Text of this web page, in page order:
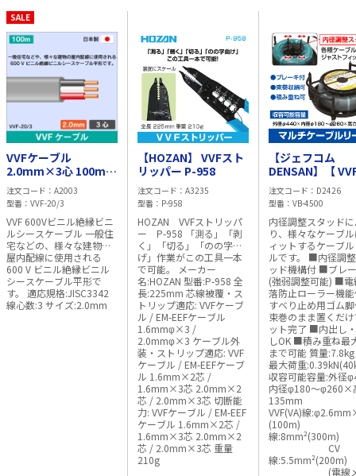
SALE
VVFケーブル
2.0mm×3心 100m
2.0×3C×100 灰色 日
本メーカー製
注文コード
A2003
型番
VVF-20/3
VVF 600Vビニル絶縁ビニ
ルシースケーブル 一般住
宅などの、様々な建物の
屋内配線に使用される
600 V ビニル絶縁ビニル
シースケーブル平形で
す。 適応規格:JISC3342
線心数:3 サイズ:2.0mm
【HOZAN】 VVFスト
リッパー P-958
注文コード
A3235
型番
P-958
HOZAN VVFストリッパ
ー P-958 「測る」「剥
く」「切る」「のの字曲
げ」作業がこの工具一本
で可能。 メーカー
名:HOZAN 型番:P-958 全
長:225mm 芯線被覆・ス
トリップ適応: VVFケーブ
ル / EM-EEFケーブル
1.6mmφ×3 /
2.0mmφ×3 ケーブル外
装・ストリップ適応: VVF
ケーブル / EM-EEFケーブ
ル 1.6mm×2芯 /
1.6mm×3芯 2.0mm×2
芯 / 2.0mm×3芯 切断能
力: VVFケーブル / EM-EEF
ケーブル 1.6mm×2芯 /
1.6mm×3芯 2.0mm×2
芯 / 2.0mm×3芯 重量
210g
【ジェフコム
DENSAN】【
線、CV線等、各
ーブルに適合 】
チケーブルリー
注文コード
D2426
型番
VB-4500
内径調整スタッド
り、様々なケーブ
ィットするケーブ
ルです。 ■内径調整スタ
ッド機構付 ■ブレ
(強弱調整可能) ■電
落防止ローラー機
すべり止め用ゴム
束巻のまま置くだ
ット完了 ■内出し
しOK ■積み重ね最
まで可能 質量:7.8kg 収容
最大荷重
収容可能容量:外径
内径φ180～φ260×
VVF(VA)線
(100m)
線:8mm²(300m)
線:5.5mm²(200m)